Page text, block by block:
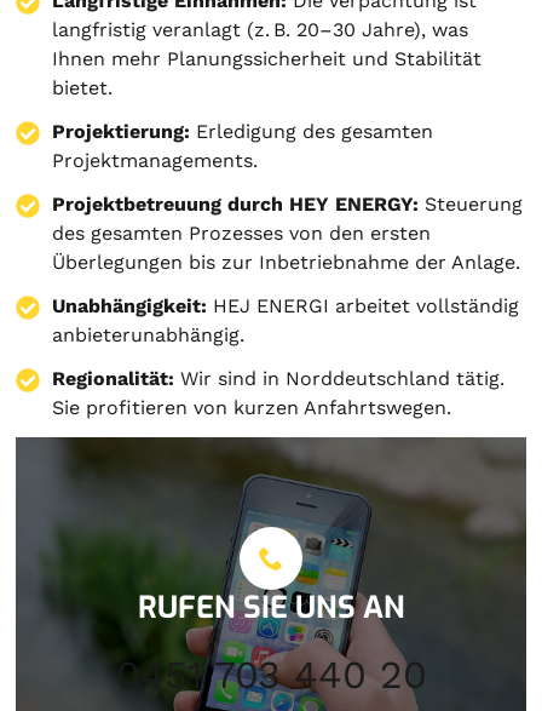
langfristig veranlagt (z. B. 20–30 Jahre), was
Ihnen mehr Planungssicherheit und Stabilität
bietet.
Projektierung: Erledigung des gesamten
Projektmanagements.
Projektbetreuung durch HEY ENERGY: Steuerung
des gesamten Prozesses von den ersten
Überlegungen bis zur Inbetriebnahme der Anlage.
Unabhängigkeit: HEJ ENERGI arbeitet vollständig
anbieterunabhängig.
Regionalität: Wir sind in Norddeutschland tätig.
Sie profitieren von kurzen Anfahrtswegen.
RUFEN SIE UNS AN
0451 703 440 20